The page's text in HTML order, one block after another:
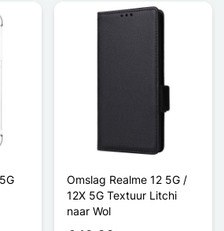
Omslag Realme 12 5G /
12X 5G Textuur Litchi
naar Wol